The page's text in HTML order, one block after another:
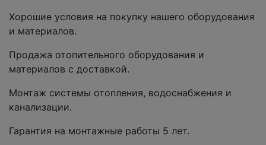
Хорошие условия на покупку нашего оборудования
и материалов.
Продажа отопительного оборудования и
материалов с доставкой.
Монтаж системы отопления, водоснабжения и
канализации.
Гарантия на монтажные работы 5 лет.